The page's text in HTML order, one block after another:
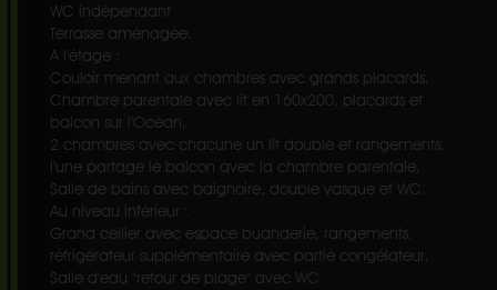
WC indépendant
Terrasse aménagée.
A l'étage :
Couloir menant aux chambres avec grands placards,
Chambre parentale avec lit en 160x200, placards et
balcon sur l'Océan,
2 chambres avec chacune un lit double et rangements,
l'une partage le balcon avec la chambre parentale,
Salle de bains avec baignoire, double vasque et WC.
Au niveau inférieur :
Grand cellier avec espace buanderie, rangements,
réfrigérateur supplémentaire avec partie congélateur,
Salle d'eau "retour de plage" avec WC.